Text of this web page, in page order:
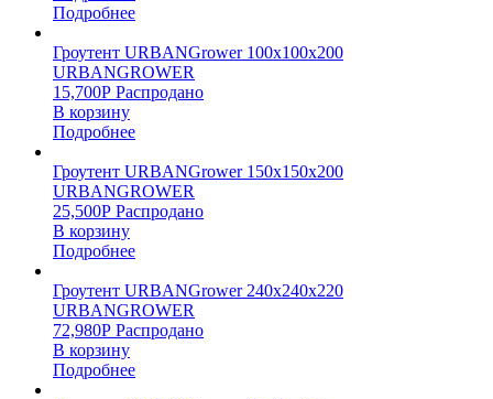
Подробнее
Гроутент URBANGrower 100х100х200
URBANGROWER
15,700Р Распродано
В корзину
Подробнее
Гроутент URBANGrower 150х150х200
URBANGROWER
25,500Р Распродано
В корзину
Подробнее
Гроутент URBANGrower 240х240х220
URBANGROWER
72,980Р Распродано
В корзину
Подробнее